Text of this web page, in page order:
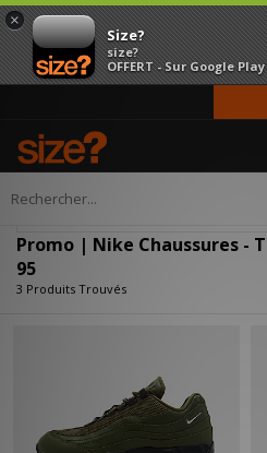
×
Size?
size?
OFFERT - Sur Google Play
Accueil Homme
Promo | Nike Chaussures -
95
3 Produits Trouvés